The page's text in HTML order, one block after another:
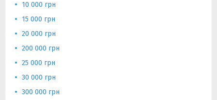
10 000 грн
15 000 грн
20 000 грн
200 000 грн
25 000 грн
30 000 грн
300 000 грн